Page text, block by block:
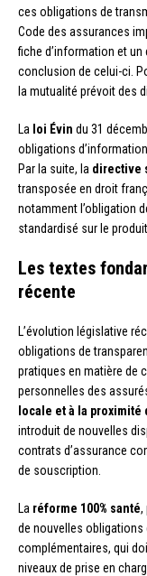
ces obligations de
Code des assurances
fiche d’information et
conclusion de celui-ci.
la mutualité prévoit des
La loi Évin du 31
obligations
Par la suite, la directive
transposée en droit
notamment l’obligation
standardisé sur le produit
Les textes
récente
L’évolution législative
obligations de
pratiques en matière de
personnelles des
locale et à la
introduit de nouvelles
contrats d’assurance
de souscription.
La réforme 100% santé,
de nouvelles
complémentaires, qui
niveaux de prise en